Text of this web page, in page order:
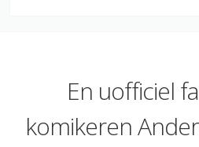
En uofficiel
komikeren